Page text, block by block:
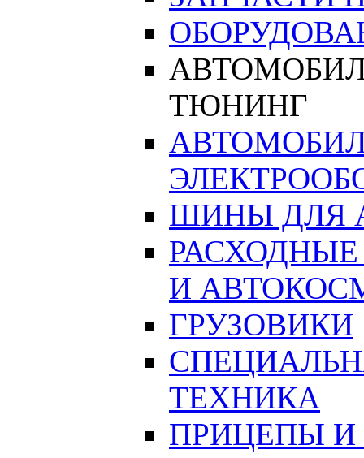
ТЮНИНГ
ШИНЫ ДЛЯ
И
ГРУЗОВИКИ
ТЕХНИКА
ПРИЦЕПЫ